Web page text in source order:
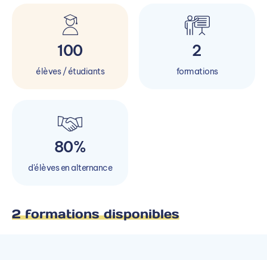
100
élèves / étudiants
2
formations
80%
d'élèves en alternance
2 formations disponibles